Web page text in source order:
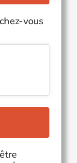
vous